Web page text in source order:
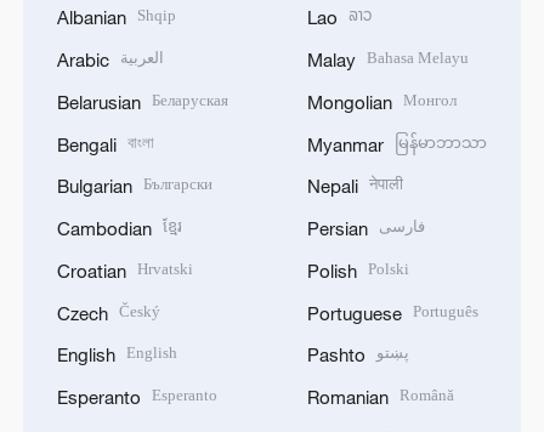
Albanian Shqip
Arabic العربية
Belarusian Беларуская
Bengali বাংলা
Bulgarian Български
Cambodian ខ្មែរ
Croatian Hrvatski
Czech Český
English English
Esperanto Esperanto
Lao ລາວ
Malay Bahasa Melayu
Mongolian Монгол
Myanmar မြန်မာဘာသာ
Nepali नेपाली
Persian فارسی
Polish Polski
Portuguese Português
Pashto پښتو
Romanian Română